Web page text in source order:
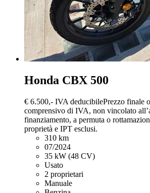
Honda CBX 500
€ 6.500,- IVA deducibilePrezzo finale
comprensivo di IVA, non vincolato
finanziamento, a permuta o
proprietà e IPT esclusi.
310 km
07/2024
35 kW (48 CV)
Usato
2 proprietari
Manuale